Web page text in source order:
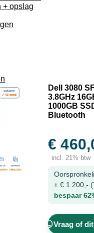
+ opslag
Dell 3080
3.8GHz
1000GB
Bluetooth
€
incl. 21% btw
± € 1.200,-
bespaar
Vraag of